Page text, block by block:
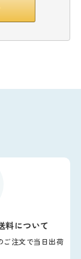
料について
ご注文で当日出荷